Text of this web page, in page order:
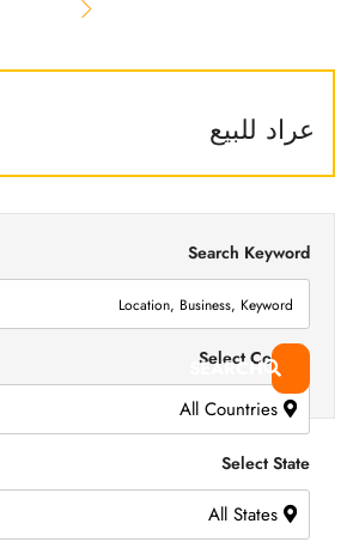
عراد للبيع
Search Keyword
Select Country
All Countries
Select State
All States
SEARCH